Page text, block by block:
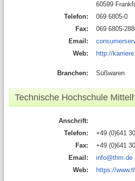
60599
Telefon:
069 6805-0
Fax:
069 6805-
Email:
Web:
http://
Branchen: Süßwaren
Technische Hochschule
Anschrift:
Telefon:
+49 (0)641
Fax:
+49 (0)641
Email:
info@thm.de
Web:
https://